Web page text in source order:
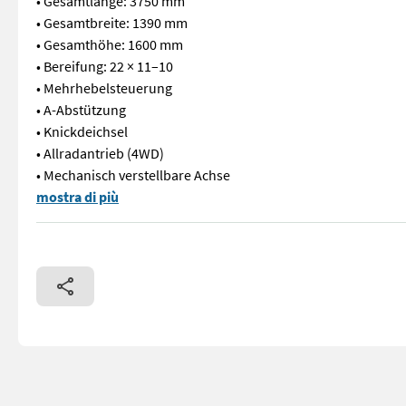
• Gesamtbreite: 1390 mm
• Gesamthöhe: 1600 mm
• Bereifung: 22 × 11–10
• Mehrhebelsteuerung
• A-Abstützung
• Knickdeichsel
• Allradantrieb (4WD)
• Mechanisch verstellbare Achse
Der 1,5-Tonnen-Forstanhänger HOFMAN ARTA GP 1.5/35
mostra di più